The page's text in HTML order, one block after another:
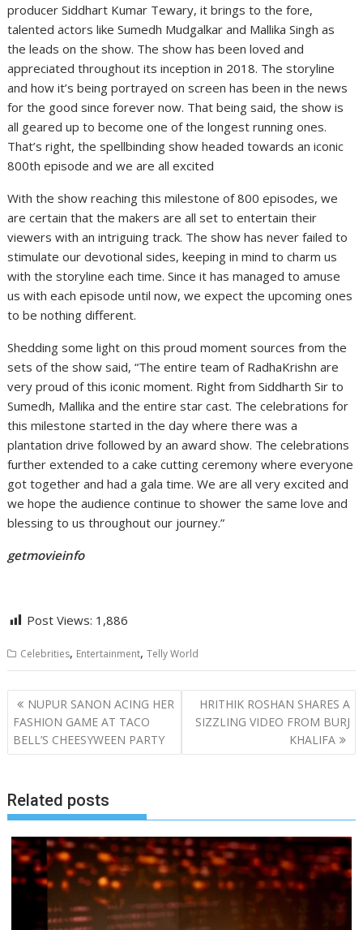
producer Siddhart Kumar Tewary, it brings to the fore,
talented actors like Sumedh Mudgalkar and Mallika Singh as
the leads on the show. The show has been loved and
appreciated throughout its inception in 2018. The storyline
and how it’s being portrayed on screen has been in the news
for the good since forever now. That being said, the show is
all geared up to become one of the longest running ones.
That’s right, the spellbinding show headed towards an iconic
800th episode and we are all excited
With the show reaching this milestone of 800 episodes, we
are certain that the makers are all set to entertain their
viewers with an intriguing track. The show has never failed to
stimulate our devotional sides, keeping in mind to charm us
with the storyline each time. Since it has managed to amuse
us with each episode until now, we expect the upcoming ones
to be nothing different.
Shedding some light on this proud moment sources from the
sets of the show said, “The entire team of RadhaKrishn are
very proud of this iconic moment. Right from Siddharth Sir to
Sumedh, Mallika and the entire star cast. The celebrations for
this milestone started in the day where there was a
plantation drive followed by an award show. The celebrations
further extended to a cake cutting ceremony where everyone
got together and had a gala time. We are all very excited and
we hope the audience continue to shower the same love and
blessing to us throughout our journey.”
getmovieinfo
Post Views: 1,886
Celebrities, Entertainment,Telly World
Post
navigation
NUPUR SANON ACING HER
FASHION GAME AT TACO
BELL’S CHEESYWEEN PARTY
HRITHIK ROSHAN SHARES A
SIZZLING VIDEO FROM BURJ
KHALIFA
Related posts